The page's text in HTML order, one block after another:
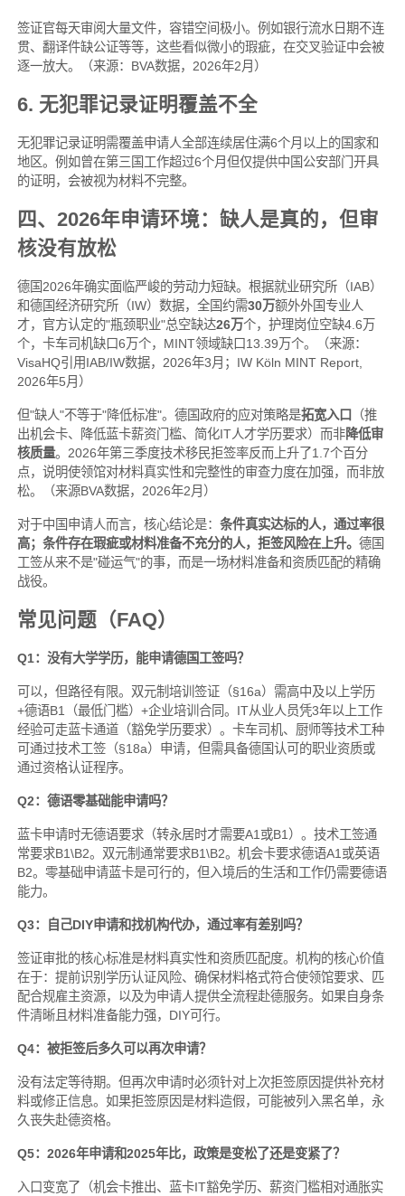
签证官每天审阅大量文件，容错空间极小。例如银行流水日期不连
贯、翻译件缺公证等等，这些看似微小的瑕疵，在交叉验证中会被
逐一放大。（来源：BVA数据，2026年2月）
6. 无犯罪记录证明覆盖不全
无犯罪记录证明需覆盖申请人全部连续居住满6个月以上的国家和
地区。例如曾在第三国工作超过6个月但仅提供中国公安部门开具
的证明，会被视为材料不完整。
四、2026年申请环境：缺人是真的，但审
核没有放松
德国2026年确实面临严峻的劳动力短缺。根据就业研究所（IAB）
和德国经济研究所（IW）数据，全国约需30万额外外国专业人
才，官方认定的"瓶颈职业"总空缺达26万个，护理岗位空缺4.6万
个，卡车司机缺口6万个，MINT领域缺口13.39万个。（来源：
VisaHQ引用IAB/IW数据，2026年3月；IW Köln MINT Report,
2026年5月）
但"缺人"不等于"降低标准"。德国政府的应对策略是拓宽入口
（推
出机会卡、降低蓝卡薪资门槛、简化IT人才学历要求）而非降低审
核质量。2026年第三季度技术移民拒签率反而上升了1.7个百分
点，说明使领馆对材料真实性和完整性的审查力度在加强，而非放
松。（来源BVA数据，2026年2月）
对于中国申请人而言，核心结论是：条件真实达标的人，通过率很
高；条件存在瑕疵或材料准备不充分的人，拒签风险在上升。德国
工签从来不是"碰运气"的事，而是一场材料准备和资质匹配的精确
战役。
常见问题（FAQ）
Q1：没有大学学历，能申请德国工签吗？
可以，但路径有限。双元制培训签证（§16a）需高中及以上学历
+德语B1（最低门槛）+企业培训合同。IT从业人员凭3年以上工作
经验可走蓝卡通道（豁免学历要求）。卡车司机、厨师等技术工种
可通过技术工签（§18a）申请，但需具备德国认可的职业资质或
通过资格认证程序。
Q2：德语零基础能申请吗？
蓝卡申请时无德语要求（转永居时才需要A1或B1）。技术工签通
常要求B1\B2。双元制通常要求B1\B2。机会卡要求德语A1或英语
B2。零基础申请蓝卡是可行的，但入境后的生活和工作仍需要德语
能力。
Q3：自己DIY申请和找机构代办，通过率有差别吗？
签证审批的核心标准是材料真实性和资质匹配度。机构的核心价值
在于：提前识别学历认证风险、确保材料格式符合使领馆要求、匹
配合规雇主资源，以及为申请人提供全流程赴德服务。如果自身条
件清晰且材料准备能力强，DIY可行。
Q4：被拒签后多久可以再次申请？
没有法定等待期。但再次申请时必须针对上次拒签原因提供补充材
料或修正信息。如果拒签原因是材料造假，可能被列入黑名单，永
久丧失赴德资格。
Q5：2026年申请和2025年比，政策是变松了还是变紧了？
入口变宽了（机会卡推出、蓝卡IT豁免学历、薪资门槛相对通胀实